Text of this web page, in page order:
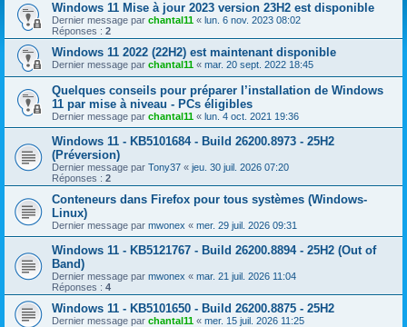
Windows 11 Mise à jour 2023 version 23H2 est disponible
Dernier message par chantal11 « lun. 6 nov. 2023 08:02
Réponses : 2
Windows 11 2022 (22H2) est maintenant disponible
Dernier message par chantal11 « mar. 20 sept. 2022 18:45
Quelques conseils pour préparer l’installation de Windows
11 par mise à niveau - PCs éligibles
Dernier message par chantal11 « lun. 4 oct. 2021 19:36
Windows 11 - KB5101684 - Build 26200.8973 - 25H2
(Préversion)
Dernier message par Tony37 « jeu. 30 juil. 2026 07:20
Réponses : 2
Conteneurs dans Firefox pour tous systèmes (Windows-
Linux)
Dernier message par mwonex « mer. 29 juil. 2026 09:31
Windows 11 - KB5121767 - Build 26200.8894 - 25H2 (Out of
Band)
Dernier message par mwonex « mar. 21 juil. 2026 11:04
Réponses : 4
Windows 11 - KB5101650 - Build 26200.8875 - 25H2
Dernier message par chantal11 « mer. 15 juil. 2026 11:25